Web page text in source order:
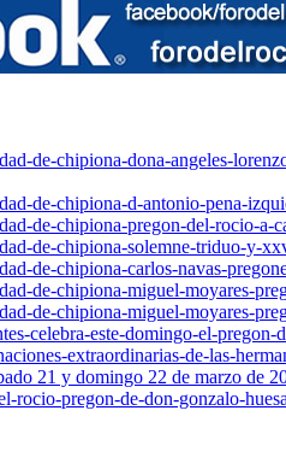
de-chipiona-dona-angeles-
de-chipiona-d-antonio-pena-
de-chipiona-pregon-del-rocio-a-
de-chipiona-solemne-triduo-y-
de-chipiona-carlos-navas-
de-chipiona-miguel-moyares-
de-chipiona-miguel-moyares-
celebra-este-domingo-el-
extraordinarias-de-las-
21 y domingo 22 de marzo de
rocio-pregon-de-don-gonzalo-